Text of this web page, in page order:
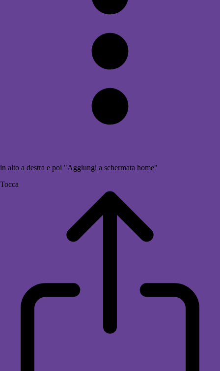
in alto a destra e poi "Aggiungi a schermata home"
Tocca